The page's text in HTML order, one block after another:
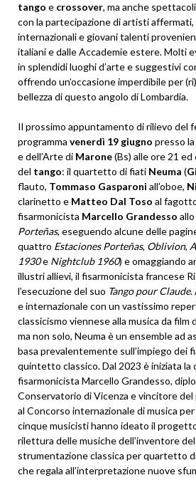
tango e crossover, ma anche
con la partecipazione di artisti
internazionali e giovani talenti
italiani e dalle Accademie estere. Molti
in splendidi luoghi d’arte e suggestivi
offrendo un’occasione imperdibile per
bellezza di questo angolo di Lombardia.
Il prossimo appuntamento di rilievo del
programma venerdì 19 giugno presso
e dell’Arte di Marone(Bs) alle ore 21
del tango: il quartetto di fiati Neuma (
flauto, Tommaso Gasparoni all’oboe,
clarinetto e Matteo Dal Toso al
fisarmonicista Marcello Grandesso
Porteñas, eseguendo alcune delle
quattro Estaciones Porteñas, Oblivion,
1930e Nightclub 1960) e omaggiando
illustri allievi, il fisarmonicista francese
l’esecuzione del suo Tango pour Claude.
e internazionale con un vastissimo
classicismo viennese alla musica da
ma non solo, Neuma è un ensemble ad
basa prevalentemente sull’impiego dei
quintetto classico. Dal 2023 è iniziata la
fisarmonicista Marcello Grandesso,
Conservatorio di Vicenza e vincitore
al Concorso internazionale di musica
cinque musicisti hanno ideato il
rilettura delle musiche dell’inventore del
strumentazione classica per quartetto
che regala all’interpretazione nuove